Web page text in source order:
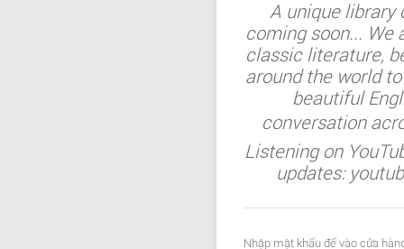
A unique library
coming soon... We
classic literature,
around the world
beautiful
conversation
Listening on
updates:
Nhập mật khẩu để vào cửa